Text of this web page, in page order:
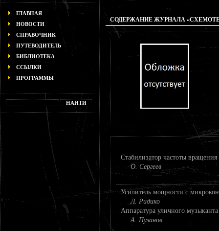
ГЛАВНАЯ
НОВОСТИ
СПРАВОЧНИК
ПУТЕВОДИТЕЛЬ
БИБЛИОТЕКА
ССЫЛКИ
ПРОГРАММЫ
СОДЕРЖАНИЕ ЖУРНАЛА
Стабилизатор частоты вращения
О. Сергеев
Усилитель мощности с
Л. Ридико
Аппаратура уличного музыканта
А. Пузанов